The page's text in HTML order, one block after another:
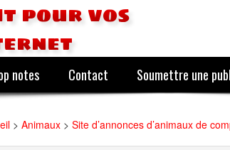
pour vos
notes Contact Soumettre une
> Animaux > Site d’annonces d’animaux de